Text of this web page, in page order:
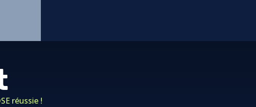
réussie !